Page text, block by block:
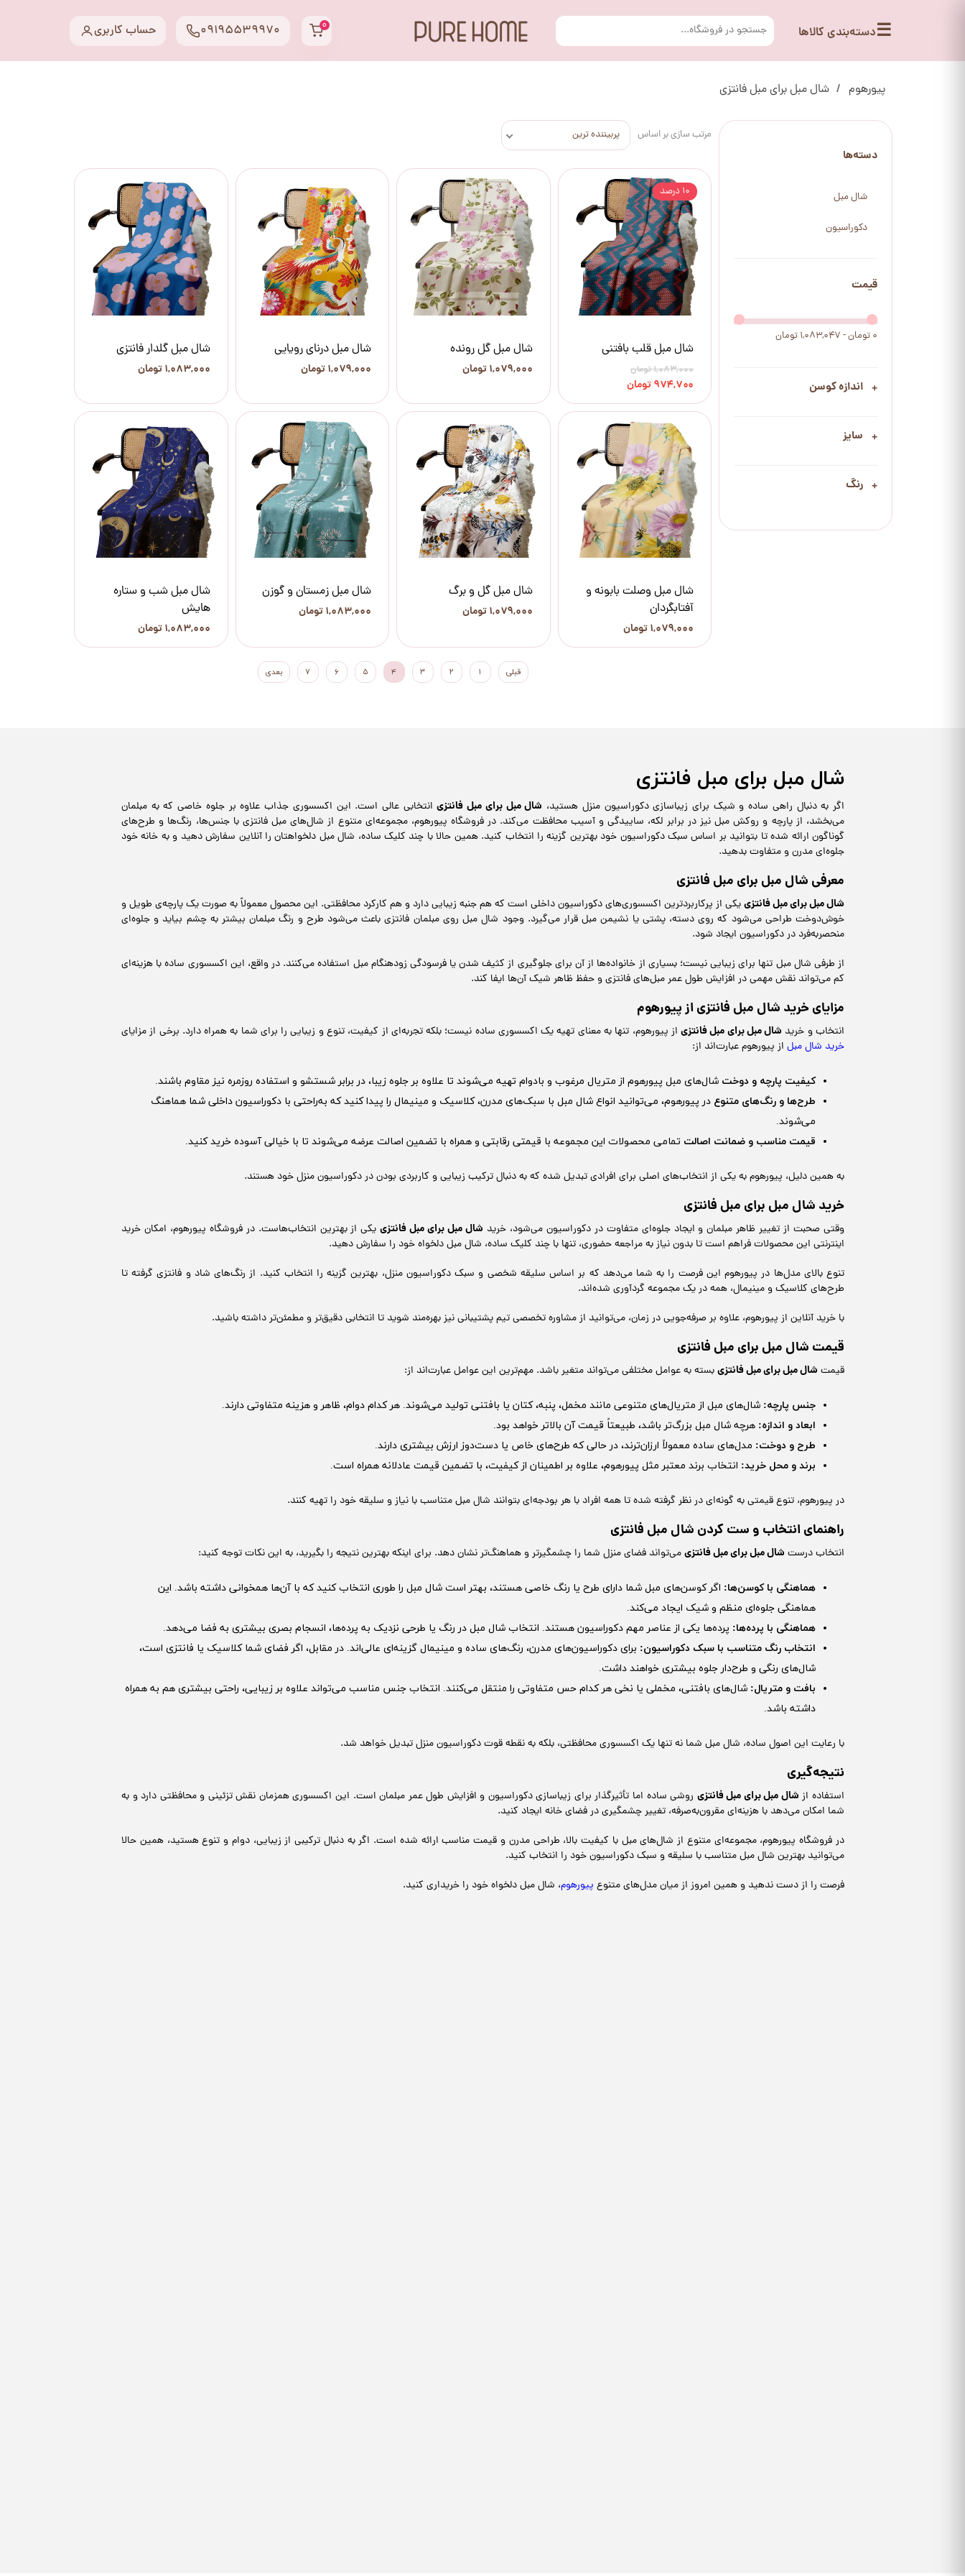
☰دسته‌بندی کالاها ۰ حساب کاربری 09195539970
پیورهوم شال مبل برای مبل فانتزی
دسته‌ها
شال مبل
دکوراسیون
قیمت
۰ تومان - ۱,۰۸۳,۰۴۷ تومان
اندازه کوسن
سایز
رنگ
مرتب سازی بر اساس پربیننده ترین
شال مبل قلب بافتنی
۱,۰۸۳,۰۰۰ تومان
۹۷۴,۷۰۰ تومان
۱۰ درصد
شال مبل گل رونده
۱,۰۷۹,۰۰۰ تومان
شال مبل درنای رویایی
۱,۰۷۹,۰۰۰ تومان
شال مبل گلدار فانتزی
۱,۰۸۳,۰۰۰ تومان
شال مبل وصلت بابونه و
آفتابگردان
۱,۰۷۹,۰۰۰ تومان
شال مبل گل و برگ
۱,۰۷۹,۰۰۰ تومان
شال مبل زمستان و گوزن
۱,۰۸۳,۰۰۰ تومان
شال مبل شب و ستاره
هایش
۱,۰۸۳,۰۰۰ تومان
قبلی ۱ ۲ ۳ ۴ ۵ ۶ ۷ بعدی
شال مبل برای مبل فانتزی
اگر به دنبال راهی ساده و شیک برای زیباسازی دکوراسیون منزل هستید، شال مبل برای مبل فانتزیانتخابی عالی است. این اکسسوری جذاب علاوه بر جلوه خاصی که به مبلمان
می‌بخشد، از پارچه و روکش مبل نیز در برابر لکه، ساییدگی و آسیب محافظت می‌کند. در فروشگاه پیورهوم، مجموعه‌ای متنوع از شال‌های مبل فانتزی با جنس‌ها، رنگ‌ها و طرح‌های
گوناگون ارائه شده تا بتوانید بر اساس سبک دکوراسیون خود بهترین گزینه را انتخاب کنید. همین حالا با چند کلیک ساده، شال مبل دلخواهتان را آنلاین سفارش دهید و به خانه خود
جلوه‌ای مدرن و متفاوت بدهید.
معرفی شال مبل برای مبل فانتزی
شال مبل برای مبل فانتزییکی از پرکاربردترین اکسسوری‌های دکوراسیون داخلی است که هم جنبه زیبایی دارد و هم کارکرد محافظتی. این محصول معمولاً به صورت یک پارچه‌ی طویل و
خوش‌دوخت طراحی می‌شود که روی دسته، پشتی یا نشیمن مبل قرار می‌گیرد. وجود شال مبل روی مبلمان فانتزی باعث می‌شود طرح و رنگ مبلمان بیشتر به چشم بیاید و جلوه‌ای
منحصربه‌فرد در دکوراسیون ایجاد شود.
از طرفی شال مبل تنها برای زیبایی نیست؛ بسیاری از خانواده‌ها از آن برای جلوگیری از کثیف شدن یا فرسودگی زودهنگام مبل استفاده می‌کنند. در واقع، این اکسسوری ساده با هزینه‌ای
کم می‌تواند نقش مهمی در افزایش طول عمر مبل‌های فانتزی و حفظ ظاهر شیک آن‌ها ایفا کند.
مزایای خرید شال مبل فانتزی از پیورهوم
انتخاب و خرید شال مبل برای مبل فانتزیاز پیورهوم، تنها به معنای تهیه یک اکسسوری ساده نیست؛ بلکه تجربه‌ای از کیفیت، تنوع و زیبایی را برای شما به همراه دارد. برخی از مزایای
خرید شال مبل از پیورهوم عبارت‌اند از:
کیفیت پارچه و دوخت شال‌های مبل پیورهوم از متریال مرغوب و بادوام تهیه می‌شوند تا علاوه بر جلوه زیبا، در برابر شستشو و استفاده روزمره نیز مقاوم باشند.
طرح‌ها و رنگ‌های متنوع در پیورهوم، می‌توانید انواع شال مبل با سبک‌های مدرن، کلاسیک و مینیمال را پیدا کنید که به‌راحتی با دکوراسیون داخلی شما هماهنگ
می‌شوند.
قیمت مناسب و ضمانت اصالت تمامی محصولات این مجموعه با قیمتی رقابتی و همراه با تضمین اصالت عرضه می‌شوند تا با خیالی آسوده خرید کنید.
به همین دلیل، پیورهوم به یکی از انتخاب‌های اصلی برای افرادی تبدیل شده که به دنبال ترکیب زیبایی و کاربردی بودن در دکوراسیون منزل خود هستند.
خرید شال مبل برای مبل فانتزی
وقتی صحبت از تغییر ظاهر مبلمان و ایجاد جلوه‌ای متفاوت در دکوراسیون می‌شود، خرید شال مبل برای مبل فانتزییکی از بهترین انتخاب‌هاست. در فروشگاه پیورهوم، امکان خرید
اینترنتی این محصولات فراهم است تا بدون نیاز به مراجعه حضوری، تنها با چند کلیک ساده، شال مبل دلخواه خود را سفارش دهید.
تنوع بالای مدل‌ها در پیورهوم این فرصت را به شما می‌دهد که بر اساس سلیقه شخصی و سبک دکوراسیون منزل، بهترین گزینه را انتخاب کنید. از رنگ‌های شاد و فانتزی گرفته تا
طرح‌های کلاسیک و مینیمال، همه در یک مجموعه گردآوری شده‌اند.
با خرید آنلاین از پیورهوم، علاوه بر صرفه‌جویی در زمان، می‌توانید از مشاوره تخصصی تیم پشتیبانی نیز بهره‌مند شوید تا انتخابی دقیق‌تر و مطمئن‌تر داشته باشید.
قیمت شال مبل برای مبل فانتزی
قیمت شال مبل برای مبل فانتزیبسته به عوامل مختلفی می‌تواند متغیر باشد. مهم‌ترین این عوامل عبارت‌اند از:
جنس پارچه: شال‌های مبل از متریال‌های متنوعی مانند مخمل، پنبه، کتان یا بافتنی تولید می‌شوند. هر کدام دوام، ظاهر و هزینه متفاوتی دارند.
ابعاد و اندازه: هرچه شال مبل بزرگ‌تر باشد، طبیعتاً قیمت آن بالاتر خواهد بود.
طرح و دوخت: مدل‌های ساده معمولاً ارزان‌ترند، در حالی که طرح‌های خاص یا دست‌دوز ارزش بیشتری دارند.
برند و محل خرید: انتخاب برند معتبر مثل پیورهوم، علاوه بر اطمینان از کیفیت، با تضمین قیمت عادلانه همراه است.
در پیورهوم، تنوع قیمتی به گونه‌ای در نظر گرفته شده تا همه افراد با هر بودجه‌ای بتوانند شال مبل متناسب با نیاز و سلیقه خود را تهیه کنند.
راهنمای انتخاب و ست کردن شال مبل فانتزی
انتخاب درست شال مبل برای مبل فانتزیمی‌تواند فضای منزل شما را چشمگیرتر و هماهنگ‌تر نشان دهد. برای اینکه بهترین نتیجه را بگیرید، به این نکات توجه کنید:
هماهنگی با کوسن‌ها: اگر کوسن‌های مبل شما دارای طرح یا رنگ خاصی هستند، بهتر است شال مبل را طوری انتخاب کنید که با آن‌ها همخوانی داشته باشد. این
هماهنگی جلوه‌ای منظم و شیک ایجاد می‌کند.
هماهنگی با پرده‌ها: پرده‌ها یکی از عناصر مهم دکوراسیون هستند. انتخاب شال مبل در رنگ یا طرحی نزدیک به پرده‌ها، انسجام بصری بیشتری به فضا می‌دهد.
انتخاب رنگ متناسب با سبک دکوراسیون: برای دکوراسیون‌های مدرن، رنگ‌های ساده و مینیمال گزینه‌ای عالی‌اند. در مقابل، اگر فضای شما کلاسیک یا فانتزی است،
شال‌های رنگی و طرح‌دار جلوه بیشتری خواهند داشت.
بافت و متریال: شال‌های بافتنی، مخملی یا نخی هر کدام حس متفاوتی را منتقل می‌کنند. انتخاب جنس مناسب می‌تواند علاوه بر زیبایی، راحتی بیشتری هم به همراه
داشته باشد.
با رعایت این اصول ساده، شال مبل شما نه تنها یک اکسسوری محافظتی، بلکه به نقطه قوت دکوراسیون منزل تبدیل خواهد شد.
نتیجه‌گیری
استفاده از شال مبل برای مبل فانتزی روشی ساده اما تأثیرگذار برای زیباسازی دکوراسیون و افزایش طول عمر مبلمان است. این اکسسوری همزمان نقش تزئینی و محافظتی دارد و به
شما امکان می‌دهد با هزینه‌ای مقرون‌به‌صرفه، تغییر چشمگیری در فضای خانه ایجاد کنید.
در فروشگاه پیورهوم، مجموعه‌ای متنوع از شال‌های مبل با کیفیت بالا، طراحی مدرن و قیمت مناسب ارائه شده است. اگر به دنبال ترکیبی از زیبایی، دوام و تنوع هستید، همین حالا
می‌توانید بهترین شال مبل متناسب با سلیقه و سبک دکوراسیون خود را انتخاب کنید.
فرصت را از دست ندهید و همین امروز از میان مدل‌های متنوع پیورهوم، شال مبل دلخواه خود را خریداری کنید.